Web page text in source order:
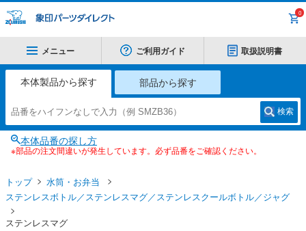
0
メニュー ご利用ガイド 取扱説明書
本体製品から探す 部品から探す
検索
本体品番の探し方
※部品の注文間違いが発生しています。必ず品番をご確認ください。
トップ
水筒・お弁当
ステンレスボトル／ステンレスマグ／ステンレスクールボトル／ジャグ
ステンレスマグ